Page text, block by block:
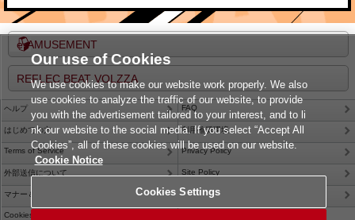
e-AMUSEMENT
REFLEC BEAT VOLZZA
ヘルプ FAQ
はじめての方 利用推奨環境
Terms of Service Privacy Policy
外部送信について Site Policy
マナー＆ルール Contact Us
Cookies Settings
Our use of Cookies
We use cookies to make our website work properly. We also
use cookies to analyze the traffic of our website, to provide
you with the advertisement tailored to your interest, and to li
nk our website to the social media. If you select “Accept All
Cookies”, all of these cookies will be used on our website.
Cookie Notice
Cookies Settings